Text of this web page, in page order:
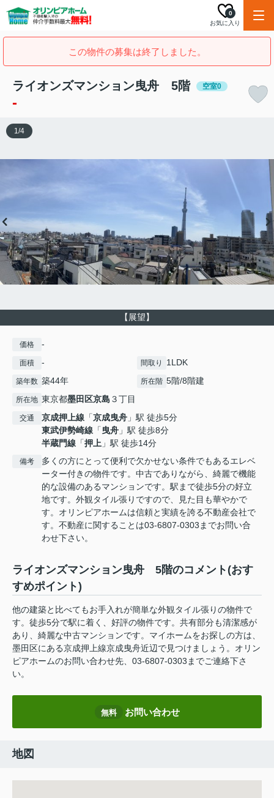
お気に入り
0
この物件の募集は終了しました。
ライオンズマンション曳舟 5階 空室0
-
【展望】
1/4
価格 -
面積 - 間取り 1LDK
築年数 築44年 所在階 5階/8階建
所在地 東京都墨田区京島 ３丁目
交通 京成押上線 「京成曳舟 」駅 徒歩5分
東武伊勢崎線 「曳舟 」駅 徒歩8分
半蔵門線 「押上 」駅 徒歩14分
備考
多くの方にとって便利で欠かせない条件でもあるエレベ
ーター付きの物件です。中古でありながら、綺麗で機能
的な設備のあるマンションです。駅まで徒歩5分の好立
地です。外観タイル張りですので、見た目も華やかで
す。オリンピアホームは信頼と実績を誇る不動産会社で
す。不動産に関することは03-6807-0303までお問い合
わせ下さい。
ライオンズマンション曳舟 5階のコメント(おす
すめポイント)
他の建築と比べてもお手入れが簡単な外観タイル張りの物件で
す。徒歩5分で駅に着く、好評の物件です。共有部分も清潔感が
あり、綺麗な中古マンションです。マイホームをお探しの方は、
墨田区にある京成押上線京成曳舟近辺で見つけましょう。オリン
ピアホームのお問い合わせ先、03-6807-0303までご連絡下さ
い。
無料 お問い合わせ
地図